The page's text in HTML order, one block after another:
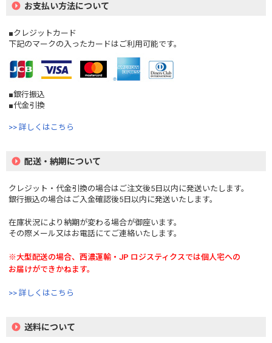
お支払い方法について
■クレジットカード
下記のマークの入ったカードはご利用可能です。
■銀行振込
■代金引換
>> 詳しくはこちら
配送・納期について
クレジット・代金引換の場合はご注文後5日以内に発送いたします。
銀行振込の場合はご入金確認後5日以内に発送いたします。
在庫状況により納期が変わる場合が御座います。
その際メール又はお電話にてご連絡いたします。
※大型配送の場合、西濃運輸・JP ロジスティクスでは個人宅への
お届けができかねます。
>> 詳しくはこちら
送料について